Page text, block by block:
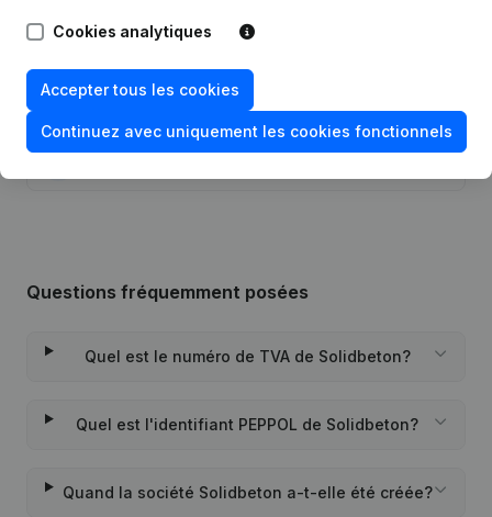
19-02-2018 Demissions, Nominations
10-01-2013
Demissions, Nominations - Statuts
(Traduction, Coordination, Autres
Modifications, …)
Questions fréquemment posées
Quel est le numéro de TVA de Solidbeton?
Quel est l'identifiant PEPPOL de Solidbeton?
Quand la société Solidbeton a-t-elle été créée?
Cookies analytiques
Accepter tous les cookies
Continuez avec uniquement les cookies fonctionnels